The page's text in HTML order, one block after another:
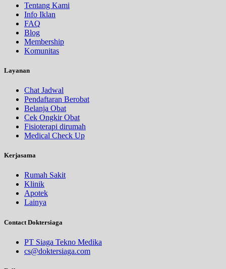
Tentang Kami
Info Iklan
FAQ
Blog
Membership
Komunitas
Layanan
Chat Jadwal
Pendaftaran Berobat
Belanja Obat
Cek Ongkir Obat
Fisioterapi dirumah
Medical Check Up
Kerjasama
Rumah Sakit
Klinik
Apotek
Lainya
Contact Doktersiaga
PT Siaga Tekno Medika
cs@doktersiaga.com